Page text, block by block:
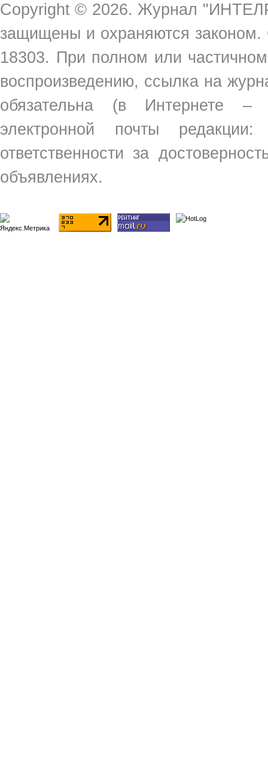
Copyright © 2026. Журнал
защищены и охраняются
18303. При полном или
воспроизведению, ссылка на
обязательна (в Интернете
электронной почты
ответственности за
объявлениях.